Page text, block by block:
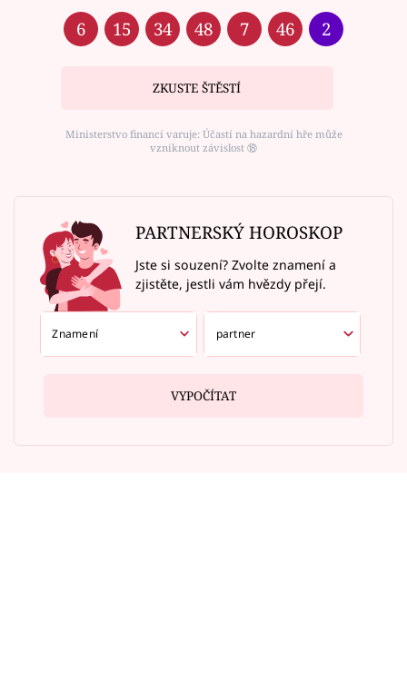
6 15 34 48 7 46 2
ZKUSTE ŠTĚSTÍ
Ministerstvo financí varuje: Účastí na hazardní hře může
vzniknout závislost ⑱
PARTNERSKÝ HOROSKOP
Jste si souzení? Zvolte znamení a
zjistěte, jestli vám hvězdy přejí.
VYPOČÍTAT